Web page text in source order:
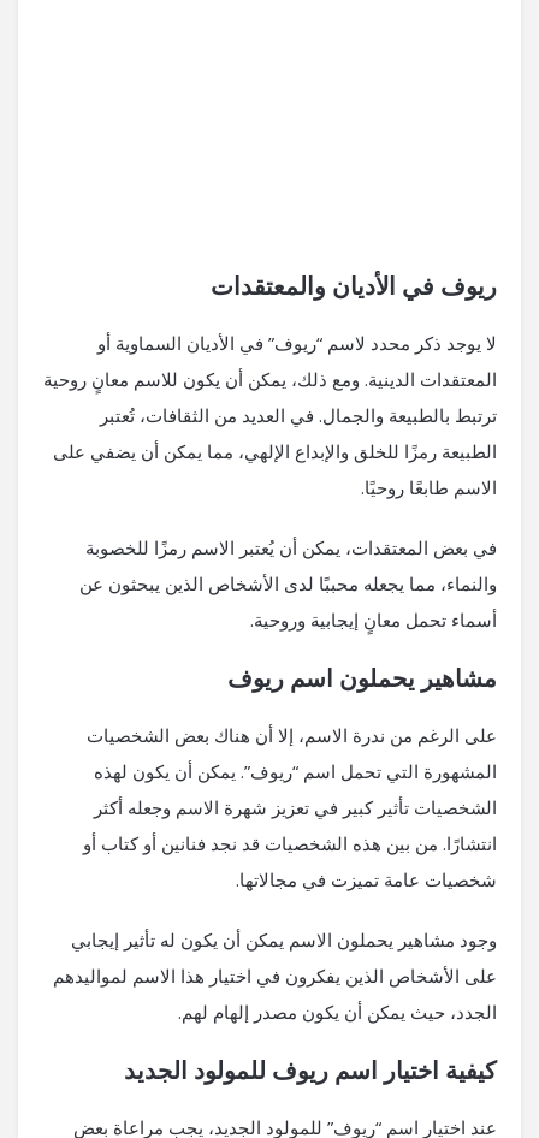
ريوف في الأديان والمعتقدات
لا يوجد ذكر محدد لاسم “ريوف” في الأديان السماوية أو
المعتقدات الدينية. ومع ذلك، يمكن أن يكون للاسم معانٍ روحية
ترتبط بالطبيعة والجمال. في العديد من الثقافات، تُعتبر
الطبيعة رمزًا للخلق والإبداع الإلهي، مما يمكن أن يضفي على
الاسم طابعًا روحيًا.
في بعض المعتقدات، يمكن أن يُعتبر الاسم رمزًا للخصوبة
والنماء، مما يجعله محببًا لدى الأشخاص الذين يبحثون عن
أسماء تحمل معانٍ إيجابية وروحية.
مشاهير يحملون اسم ريوف
على الرغم من ندرة الاسم، إلا أن هناك بعض الشخصيات
المشهورة التي تحمل اسم “ريوف”. يمكن أن يكون لهذه
الشخصيات تأثير كبير في تعزيز شهرة الاسم وجعله أكثر
انتشارًا. من بين هذه الشخصيات قد نجد فنانين أو كتاب أو
شخصيات عامة تميزت في مجالاتها.
وجود مشاهير يحملون الاسم يمكن أن يكون له تأثير إيجابي
على الأشخاص الذين يفكرون في اختيار هذا الاسم لمواليدهم
الجدد، حيث يمكن أن يكون مصدر إلهام لهم.
كيفية اختيار اسم ريوف للمولود الجديد
عند اختيار اسم “ريوف” للمولود الجديد، يجب مراعاة بعض